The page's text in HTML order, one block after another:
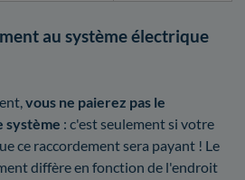
au système électrique
vous ne paierez pas le
système : c'est seulement si votre
ce raccordement sera payant ! Le
diffère en fonction de l'endroit